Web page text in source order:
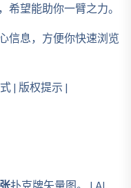
望能助你一臂之力。
信息，方便你快速浏览
| 版权提示 |